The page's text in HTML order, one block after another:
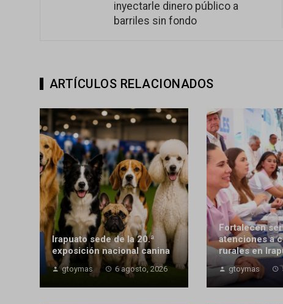
inyectarle dinero público a
barriles sin fondo
ARTÍCULOS RELACIONADOS
Irapuato sede de la 20.ª
exposición nacional canina
gtoymas 6 agosto, 2026
Fortalecen
atenciones a
rurales en
gtoymas